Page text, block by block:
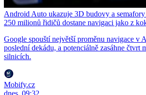
Android Auto ukazuje 3D budovy a semafory
250 milionů řidičů dostane navigaci jako z
Google spouští největší proměnu navigace v
poslední dekádu, a potenciálně zasáhne čtvrt
silnicích.
Mobify.cz
dnes, 09:32